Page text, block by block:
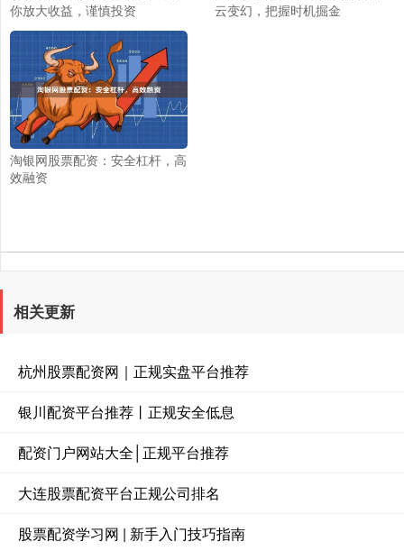
你放大收益，谨慎投资
云变幻，把握时机掘金
淘银网股票配资：安全杠杆，高
效融资
相关更新
杭州股票配资网｜正规实盘平台推荐
银川配资平台推荐丨正规安全低息
配资门户网站大全│正规平台推荐
大连股票配资平台正规公司排名
股票配资学习网 | 新手入门技巧指南